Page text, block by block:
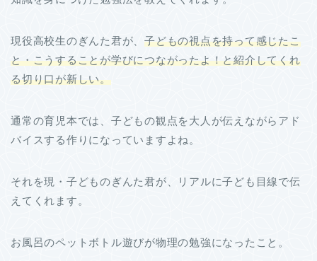
現役高校生のぎんた君が、子どもの視点を持って感じたこ
と・こうすることが学びにつながったよ！と紹介してくれ
る切り口が新しい。
通常の育児本では、子どもの観点を大人が伝えながらアド
バイスする作りになっていますよね。
それを現・子どものぎんた君が、リアルに子ども目線で伝
えてくれます。
お風呂のペットボトル遊びが物理の勉強になったこと。